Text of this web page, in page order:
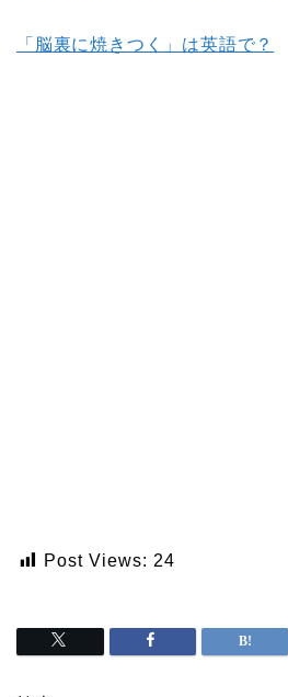
「脳裏に焼きつく」は英語で？
Post Views: 24